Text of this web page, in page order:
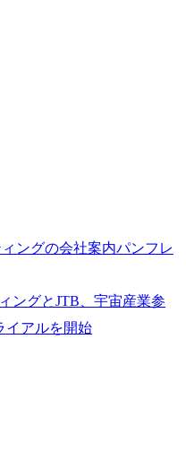
ングの会社案内パンフレ
ングとJTB、宇宙産業参
イアルを開始